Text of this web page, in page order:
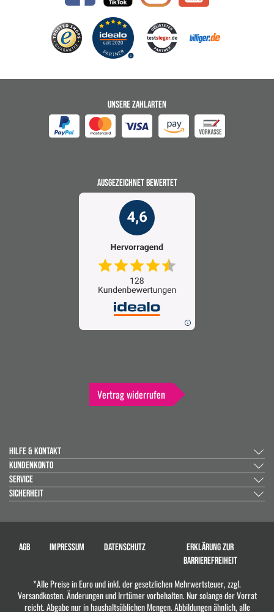
UNSERE ZAHLARTEN
AUSGEZEICHNET BEWERTET
Vertrag widerrufen
HILFE & KONTAKT
KUNDENKONTO
SERVICE
SICHERHEIT
AGB IMPRESSUM DATENSCHUTZ
ERKLÄRUNG ZUR
BARRIEREFREIHEIT
*Alle Preise in Euro und inkl. der gesetzlichen Mehrwertsteuer, zzgl.
Versandkosten. Änderungen und Irrtümer vorbehalten. Nur solange der Vorrat
reicht. Abgabe nur in haushaltsüblichen Mengen. Abbildungen ähnlich, alle